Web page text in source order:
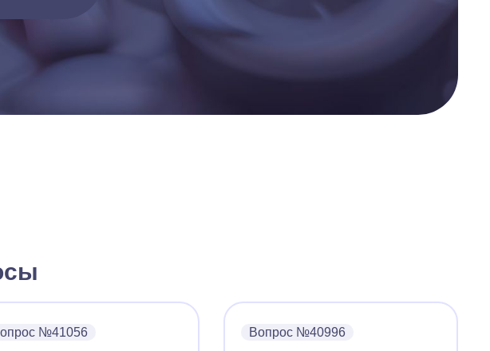
№41056 Вопрос №40996